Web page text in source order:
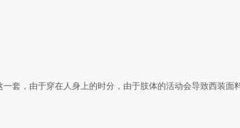
套，由于穿在人身上的时分，由于肢体的活动会导致西装